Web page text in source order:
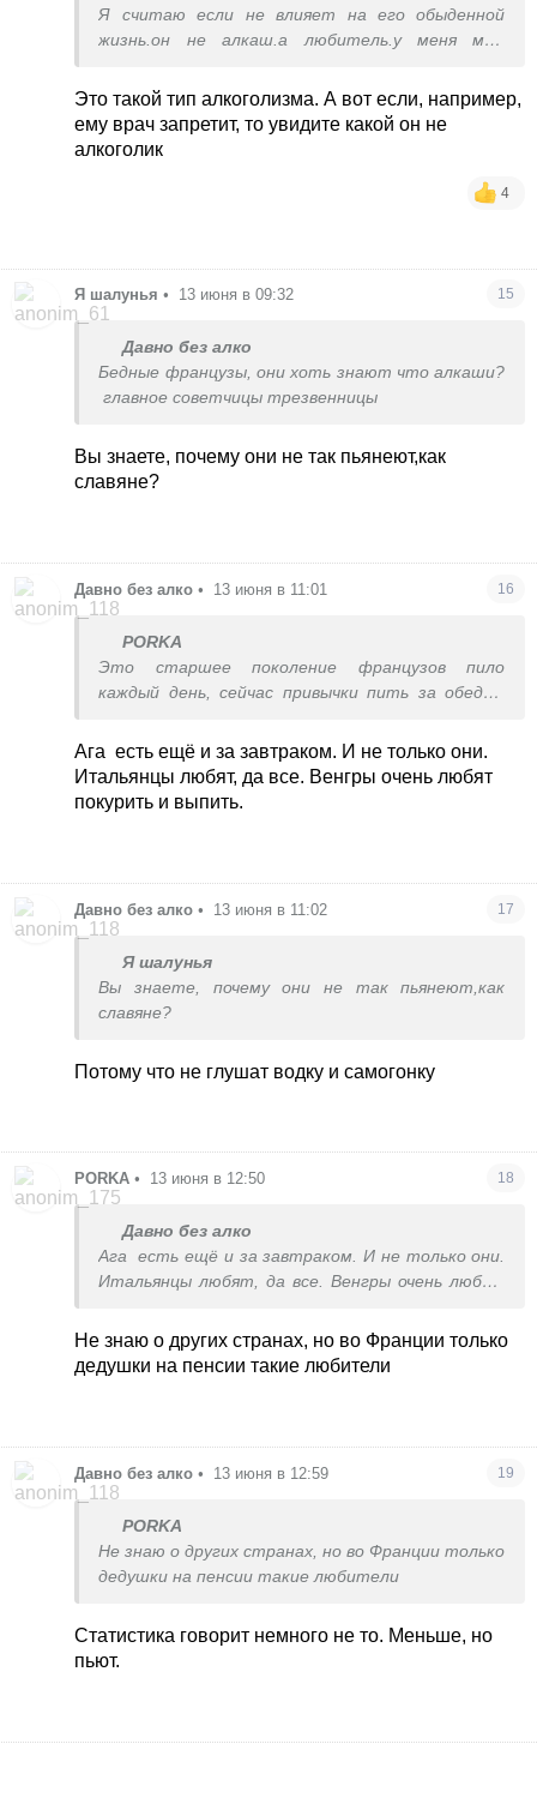
Я считаю если не влияет на его обыденной
жизнь.он не алкаш.а любитель.у меня муж
каждый день.не спился🤣🤣🤣.бабосы
зарабатывает обеспечивает и добрый
Это такой тип алкоголизма. А вот если, например,
ему врач запретит, то увидите какой он не
алкоголик
4
Я шалунья • 13 июня в 09:32 15
Давно без алко
Бедные французы, они хоть знают что алкаши?
главное советчицы трезвенницы
Вы знаете, почему они не так пьянеют,как
славяне?
Давно без алко • 13 июня в 11:01 16
PORKA
Это старшее поколение французов пило
каждый день, сейчас привычки пить за обедом
Ага есть ещё и за завтраком. И не только они.
Итальянцы любят, да все. Венгры очень любят
покурить и выпить.
Давно без алко • 13 июня в 11:02 17
Я шалунья
Вы знаете, почему они не так пьянеют,как
славяне?
Потому что не глушат водку и самогонку
PORKA • 13 июня в 12:50 18
Давно без алко
Ага есть ещё и за завтраком. И не только они.
Итальянцы любят, да все. Венгры очень любят
Не знаю о других странах, но во Франции только
дедушки на пенсии такие любители
Давно без алко • 13 июня в 12:59 19
PORKA
Не знаю о других странах, но во Франции только
дедушки на пенсии такие любители
Статистика говорит немного не то. Меньше, но
пьют.